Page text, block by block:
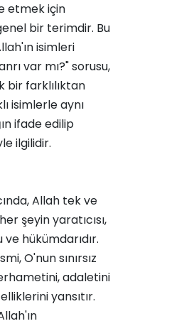
etmek için
bir terimdir. Bu
isimleri
var mı?" sorusu,
bir farklılıktan
isimlerle aynı
ifade edilip
ilgilidir.
Allah tek ve
şeyin yaratıcısı,
hükümdarıdır.
O'nun sınırsız
adaletini
yansıtır.